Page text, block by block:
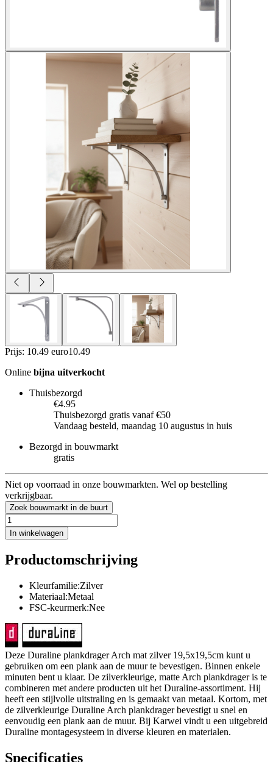
Prijs: 10.49 euro10.49
Online bijna uitverkocht
Thuisbezorgd
€4.95
Thuisbezorgd gratis vanaf €50
Vandaag besteld, maandag 10 augustus in huis
Bezorgd in bouwmarkt
gratis
Niet op voorraad in onze bouwmarkten. Wel op bestelling
verkrijgbaar.
Zoek bouwmarkt in de buurt
In winkelwagen
Productomschrijving
Kleurfamilie:Zilver
Materiaal:Metaal
FSC-keurmerk:Nee
Deze Duraline plankdrager Arch mat zilver 19,5x19,5cm kunt u
gebruiken om een plank aan de muur te bevestigen. Binnen enkele
minuten bent u klaar. De zilverkleurige, matte Arch plankdrager is te
combineren met andere producten uit het Duraline-assortiment. Hij
heeft een stijlvolle uitstraling en is gemaakt van metaal. Kortom, met
de zilverkleurige Duraline Arch plankdrager bevestigt u snel en
eenvoudig een plank aan de muur. Bij Karwei vindt u een uitgebreid
Duraline montagesysteem in diverse kleuren en materialen.
Specificaties